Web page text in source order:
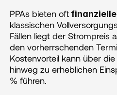
PPAs bieten oft
klassischen
Fällen liegt der Strompreis
den vorherrschenden
Kostenvorteil kann über
hinweg zu erheblichen
% führen.